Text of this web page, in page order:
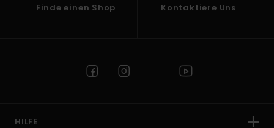
Finde einen Shop Kontaktiere Uns
HILFE